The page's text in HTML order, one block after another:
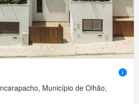
Município de Olhão,